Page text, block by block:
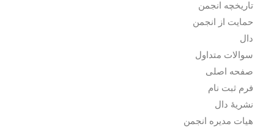
تاریخچه انجمن
حمایت از انجمن
دال
سوالات متداول
صفحه اصلی
فرم ثبت نام
نشریۀ دال
هیات مدیره انجمن